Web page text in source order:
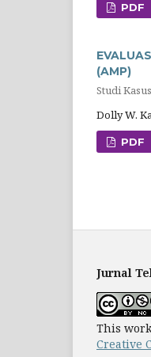
PDF
(AMP)
Studi
Dolly W.
PDF
Jurnal
This
Creative